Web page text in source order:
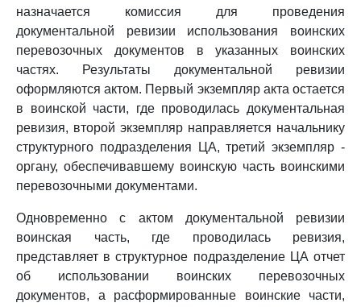
назначается комиссия для проведения
документальной ревизии использования воинских
перевозочных документов в указанных воинских
частях. Результаты документальной ревизии
оформляются актом. Первый экземпляр акта остается
в воинской части, где проводилась документальная
ревизия, второй экземпляр направляется начальнику
структурного подразделения ЦА, третий экземпляр -
органу, обеспечивавшему воинскую часть воинскими
перевозочными документами.
Одновременно с актом документальной ревизии
воинская часть, где проводилась ревизия,
представляет в структурное подразделение ЦА отчет
об использовании воинских перевозочных
документов, а расформированные воинские части,